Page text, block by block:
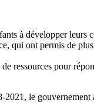
à développer leurs
qui ont permis de
ressources pour
le gouvernement